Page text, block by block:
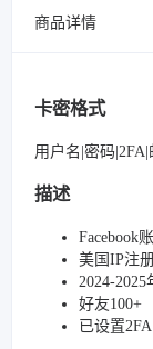
商品详情
卡密格式
用户名|密码
描述
Facebook
美国IP注
2024-2025
好友100+
已设置2FA